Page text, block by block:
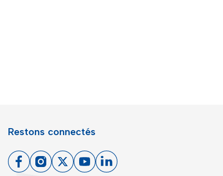
Restons connectés
FacebookInstagram
X YoutubeLinkedin